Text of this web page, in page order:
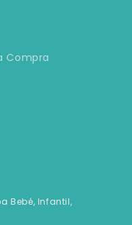
Compra
Bebé, Infantil,